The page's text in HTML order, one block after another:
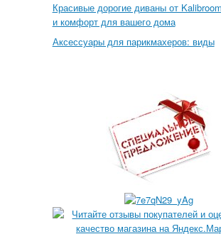
Красивые дорогие диваны от
и комфорт для вашего дома
Аксессуары для парикмахеров: виды